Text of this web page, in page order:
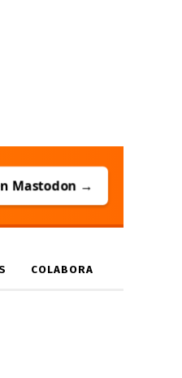
Mastodon →
COLABORA